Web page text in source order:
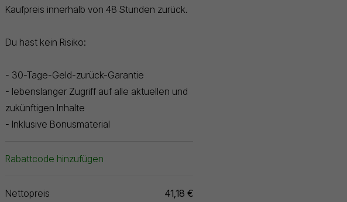
Kaufpreis innerhalb von 48 Stunden zurück.
Du hast kein Risiko:
- 30-Tage-Geld-zurück-Garantie
- lebenslanger Zugriff auf alle aktuellen und
zukünftigen Inhalte
- Inklusive Bonusmaterial
Rabattcode hinzufügen
Nettopreis 41,18 €